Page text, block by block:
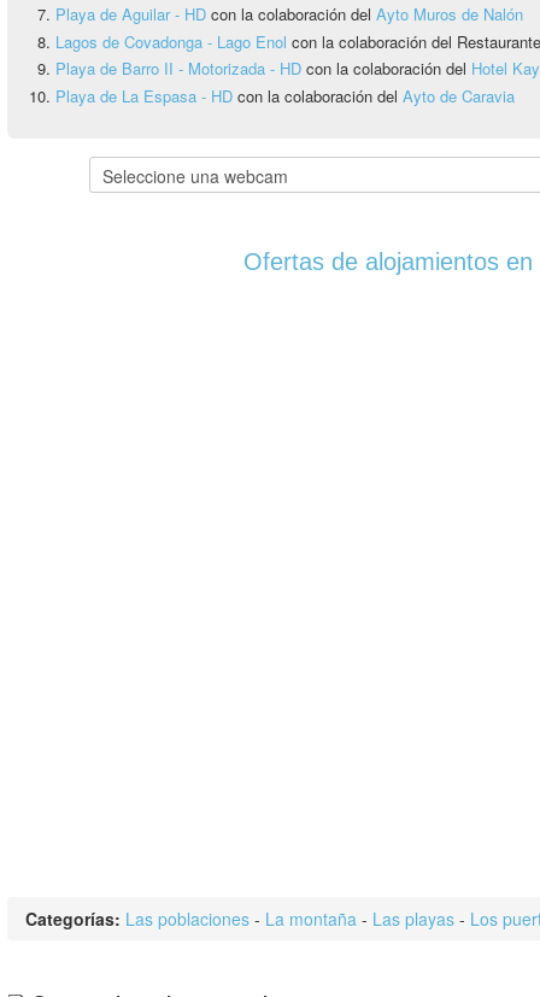
Playa de Aguilar - HD con la colaboración del Ayto Muros de Nalón
Lagos de Covadonga - Lago Enol con la colaboración del
Playa de Barro II - Motorizada - HD con la colaboración del Hotel
Playa de La Espasa - HD con la colaboración del Ayto de Caravia
Ofertas de alojamientos en
Categorías: Las poblaciones - La montaña - Las playas - Los